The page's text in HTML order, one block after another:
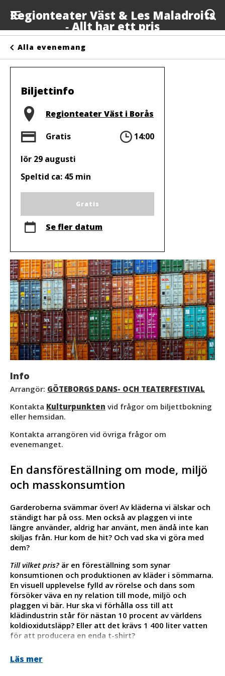
Regionteater Väst & Les Maladroits
‐ Allt har ett pris
Anslagstavlan
Arrangörer
Kontakta oss
Om oss
Alla evenemang
Biljettinfo
Plats
Regionteater Väst i Borås
Pris
Gratis Tid
14:00
lör 29 augusti
Speltid ca: 45 min
Gratis
Se fler datum
Info
Arrangör: GÖTEBORGS DANS- OCH TEATERFESTIVAL
Kontakta Kulturpunkten vid frågor om biljettbokning
eller hemsidan.
Kontakta arrangören vid övriga frågor om
evenemanget.
En dansföreställning om mode, miljö
och masskonsumtion
Garderoberna svämmar över! Av kläderna vi älskar och
ständigt har på oss. Men också av plaggen vi inte
längre använder, aldrig har använt, men ändå inte kan
skiljas från. Hur kom de hit? Och vad ska vi göra med
dem?
Till vilket pris? är en föreställning som synar
konsumtionen och produktionen av kläder i sömmarna.
En visuell upplevelse fylld av rörelse och dans som
försöker väva en ny relation till mode, miljö och
plaggen vi bär. Hur ska vi förhålla oss till att
klädindustrin står för nästan 10 procent av världens
koldioxidutsläpp? Eller att det krävs 1 400 liter vatten
för att producera en enda t-shirt?
pappersrulle, men också en lista över våra inköp, en
Läs mer